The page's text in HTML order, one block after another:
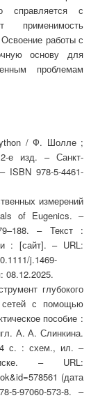
справляется с
применимость
работы с
основу для
проблемам
/ Ф. Шолле ;
е изд. – Санкт-
ISBN 978-5-4461-
измерений
of Eugenics. –
– Текст :
: [сайт]. – URL:
j.1469-
08.12.2025.
глубокого
сетей с помощью
пособие :
А. А. Слинкина.
с. : схем., ил. –
– URL:
(дата
5-97060-573-8. –